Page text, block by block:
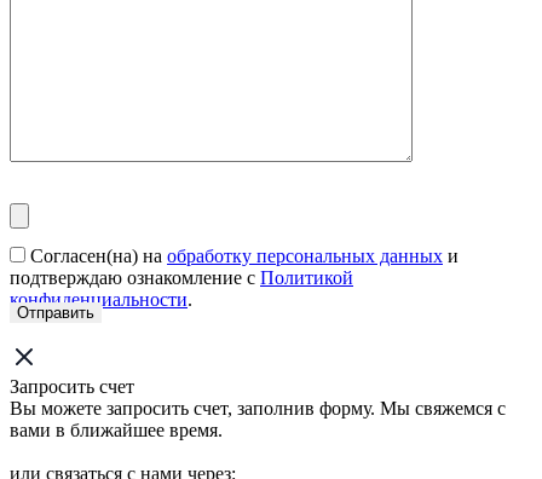
Согласен(на) на обработку персональных данных и
подтверждаю ознакомление с Политикой
конфиденциальности.
Запросить счет
Вы можете запросить счет, заполнив форму. Мы свяжемся с
вами в ближайшее время.
или связаться с нами через: